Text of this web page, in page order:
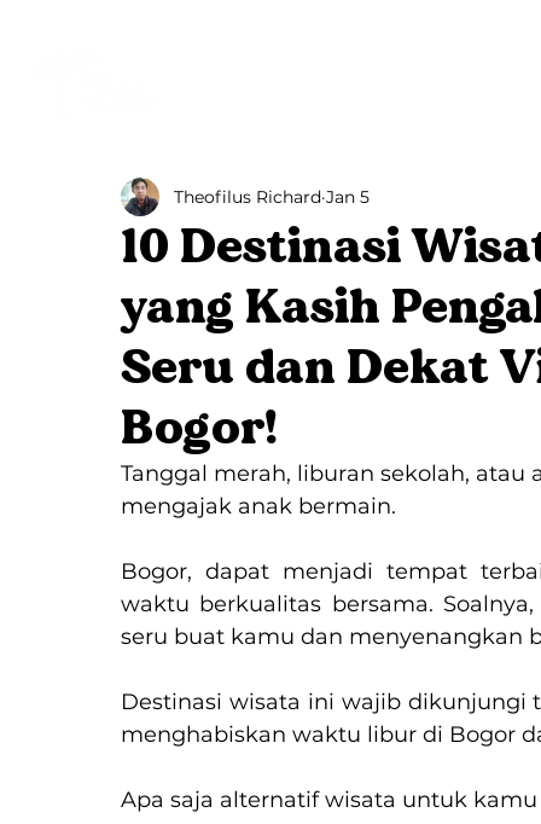
10 Destinasi
yang Kasih
Seru dan Dekat
Bogor!
Theofilus Richard Jan 5
Tanggal merah, liburan sekolah,
mengajak anak bermain.
Bogor, dapat menjadi tempat
waktu berkualitas bersama.
seru buat kamu dan menyenangkan
Destinasi wisata ini wajib
menghabiskan waktu libur di Bogor
Apa saja alternatif wisata untuk